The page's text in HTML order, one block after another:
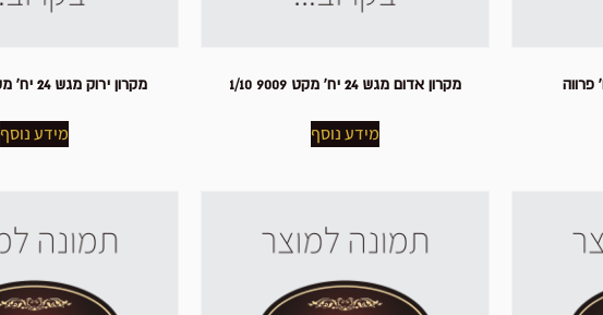
מקרון אדום מגש 24 יח' מקט 9009 1/10
מידע נוסף
מקרון ירוק מגש 24 יח' מקט 9003 1/10
מידע נוסף